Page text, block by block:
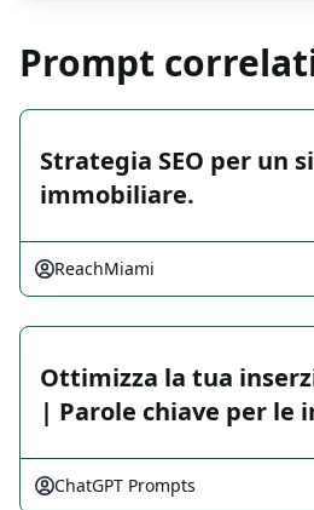
Prompt
Strategia SEO per un
immobiliare.
ReachMiami
Ottimizza la tua
| Parole chiave per le
ChatGPT Prompts